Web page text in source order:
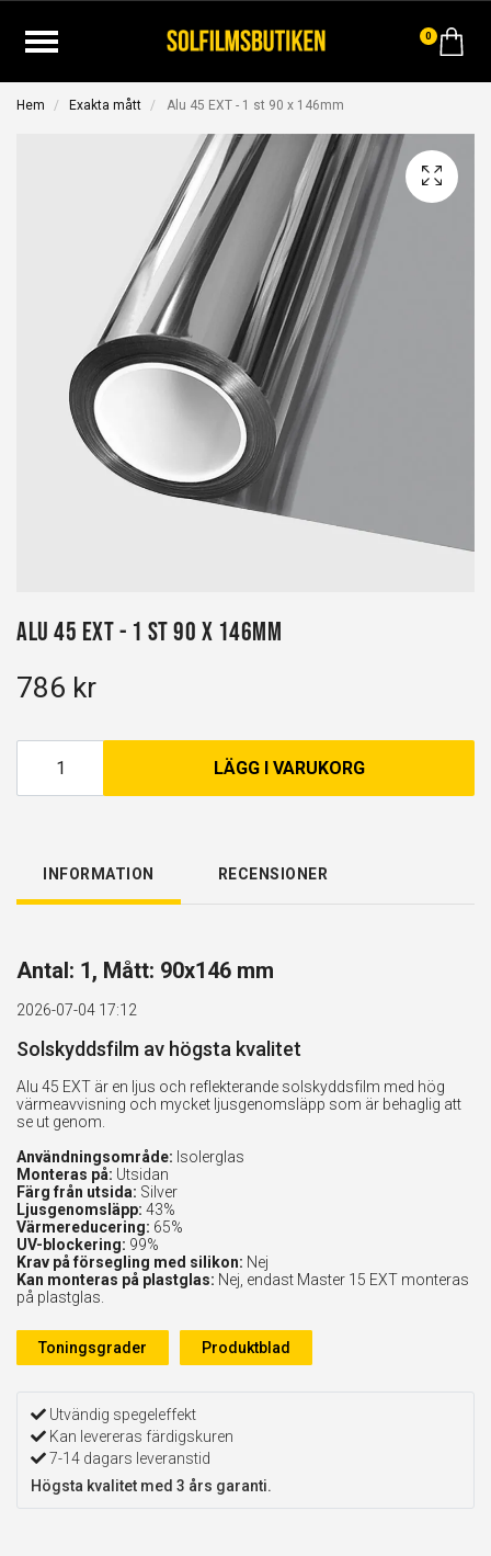
0
Hem Exakta mått Alu 45 EXT - 1 st 90 x 146mm
Alu 45 EXT - 1 st 90 x 146mm
786 kr
LÄGG I VARUKORG
INFORMATION RECENSIONER
Antal: 1, Mått: 90x146 mm
2026-07-04 17:12
Solskyddsfilm av högsta kvalitet
Alu 45 EXT är en ljus och reflekterande solskyddsfilm med hög
värmeavvisning och mycket ljusgenomsläpp som är behaglig att
se ut genom.
Användningsområde: Isolerglas
Monteras på: Utsidan
Färg från utsida: Silver
Ljusgenomsläpp: 43%
Värmereducering: 65%
UV-blockering: 99%
Krav på försegling med silikon: Nej
Kan monteras på plastglas: Nej, endast Master 15 EXT monteras
på plastglas.
Toningsgrader Produktblad
Utvändig spegeleffekt
Kan levereras färdigskuren
7-14 dagars leveranstid
Högsta kvalitet med 3 års garanti.